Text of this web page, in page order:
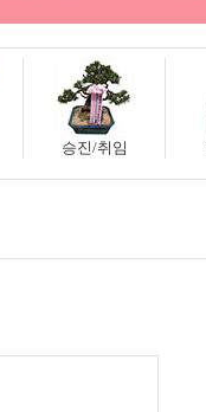
승진/취임